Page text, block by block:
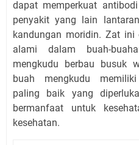
dapat memperkuat
penyakit yang lain
kandungan moridin. Zat
alami dalam buah-
mengkudu berbau busuk
buah mengkudu
paling baik yang
bermanfaat untuk
kesehatan.